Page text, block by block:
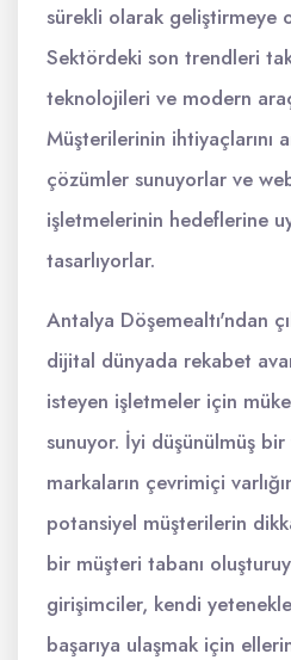
sürekli olarak geliştirmeye
Sektördeki son trendleri
teknolojileri ve modern
Müşterilerinin ihtiyaçlarını
çözümler sunuyorlar ve
işletmelerinin hedeflerine
tasarlıyorlar.
Antalya Döşemealtı'ndan
dijital dünyada rekabet
isteyen işletmeler için
sunuyor. İyi düşünülmüş bir
markaların çevrimiçi
potansiyel müşterilerin
bir müşteri tabanı
girişimciler, kendi
başarıya ulaşmak için